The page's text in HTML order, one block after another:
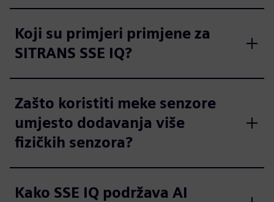
Koji su primjeri primjene za
SITRANS SSE IQ?
Zašto koristiti meke senzore
umjesto dodavanja više
fizičkih senzora?
Kako SSE IQ podržava AI